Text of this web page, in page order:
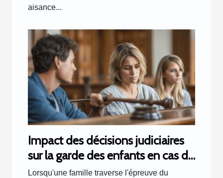
aisance...
Impact des décisions judiciaires
sur la garde des enfants en cas de
divorce
Lorsqu'une famille traverse l'épreuve du